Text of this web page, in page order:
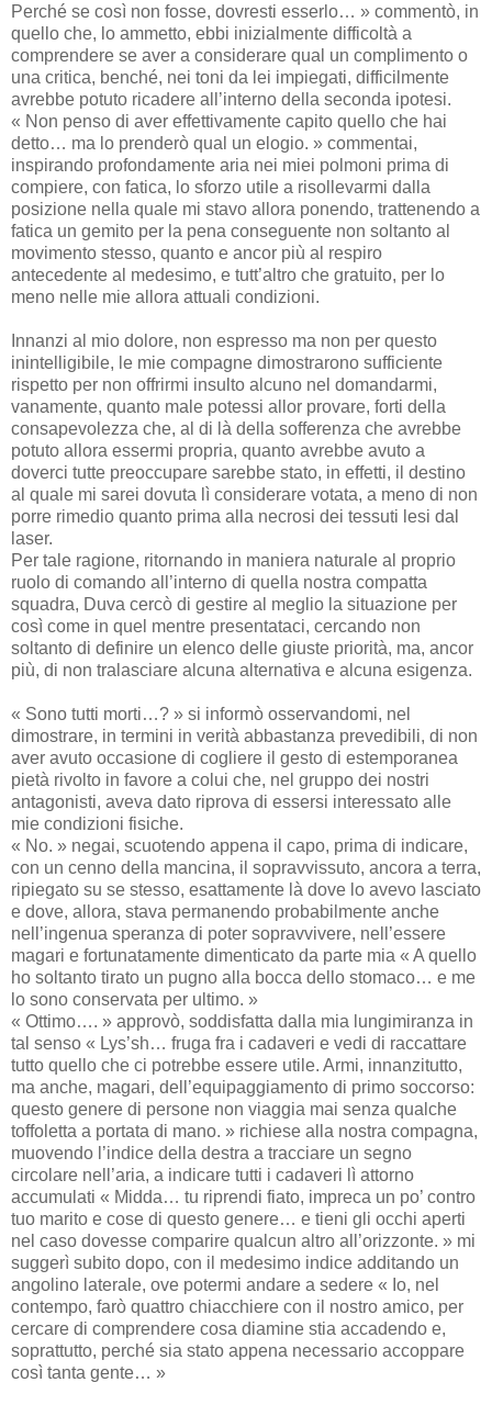
Perché se così non fosse, dovresti esserlo… » commentò, in
quello che, lo ammetto, ebbi inizialmente difficoltà a
comprendere se aver a considerare qual un complimento o
una critica, benché, nei toni da lei impiegati, difficilmente
avrebbe potuto ricadere all’interno della seconda ipotesi.
« Non penso di aver effettivamente capito quello che hai
detto… ma lo prenderò qual un elogio. » commentai,
inspirando profondamente aria nei miei polmoni prima di
compiere, con fatica, lo sforzo utile a risollevarmi dalla
posizione nella quale mi stavo allora ponendo, trattenendo a
fatica un gemito per la pena conseguente non soltanto al
movimento stesso, quanto e ancor più al respiro
antecedente al medesimo, e tutt’altro che gratuito, per lo
meno nelle mie allora attuali condizioni.
Innanzi al mio dolore, non espresso ma non per questo
inintelligibile, le mie compagne dimostrarono sufficiente
rispetto per non offrirmi insulto alcuno nel domandarmi,
vanamente, quanto male potessi allor provare, forti della
consapevolezza che, al di là della sofferenza che avrebbe
potuto allora essermi propria, quanto avrebbe avuto a
doverci tutte preoccupare sarebbe stato, in effetti, il destino
al quale mi sarei dovuta lì considerare votata, a meno di non
porre rimedio quanto prima alla necrosi dei tessuti lesi dal
laser.
Per tale ragione, ritornando in maniera naturale al proprio
ruolo di comando all’interno di quella nostra compatta
squadra, Duva cercò di gestire al meglio la situazione per
così come in quel mentre presentataci, cercando non
soltanto di definire un elenco delle giuste priorità, ma, ancor
più, di non tralasciare alcuna alternativa e alcuna esigenza.
« Sono tutti morti…? » si informò osservandomi, nel
dimostrare, in termini in verità abbastanza prevedibili, di non
aver avuto occasione di cogliere il gesto di estemporanea
pietà rivolto in favore a colui che, nel gruppo dei nostri
antagonisti, aveva dato riprova di essersi interessato alle
mie condizioni fisiche.
« No. » negai, scuotendo appena il capo, prima di indicare,
con un cenno della mancina, il sopravvissuto, ancora a terra,
ripiegato su se stesso, esattamente là dove lo avevo lasciato
e dove, allora, stava permanendo probabilmente anche
nell’ingenua speranza di poter sopravvivere, nell’essere
magari e fortunatamente dimenticato da parte mia « A quello
ho soltanto tirato un pugno alla bocca dello stomaco… e me
lo sono conservata per ultimo. »
« Ottimo…. » approvò, soddisfatta dalla mia lungimiranza in
tal senso « Lys’sh… fruga fra i cadaveri e vedi di raccattare
tutto quello che ci potrebbe essere utile. Armi, innanzitutto,
ma anche, magari, dell’equipaggiamento di primo soccorso:
questo genere di persone non viaggia mai senza qualche
toffoletta a portata di mano. » richiese alla nostra compagna,
muovendo l’indice della destra a tracciare un segno
circolare nell’aria, a indicare tutti i cadaveri lì attorno
accumulati « Midda… tu riprendi fiato, impreca un po’ contro
tuo marito e cose di questo genere… e tieni gli occhi aperti
nel caso dovesse comparire qualcun altro all’orizzonte. » mi
suggerì subito dopo, con il medesimo indice additando un
angolino laterale, ove potermi andare a sedere « Io, nel
contempo, farò quattro chiacchiere con il nostro amico, per
cercare di comprendere cosa diamine stia accadendo e,
soprattutto, perché sia stato appena necessario accoppare
così tanta gente… »